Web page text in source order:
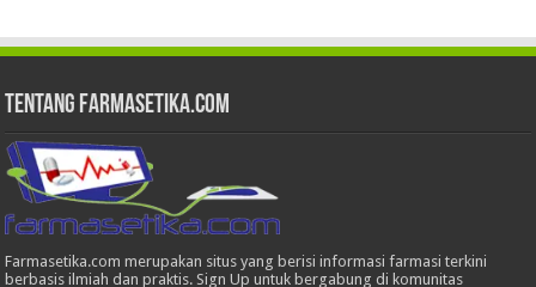
Tentang Farmasetika.com
Farmasetika.com merupakan situs yang berisi informasi farmasi terkini
berbasis ilmiah dan praktis. Sign Up untuk bergabung di komunitas